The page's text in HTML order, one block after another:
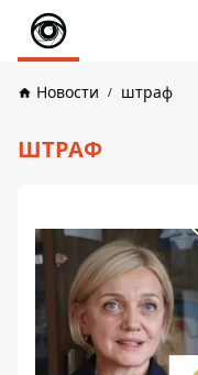
Новости штраф
ШТРАФ